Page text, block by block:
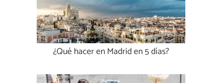
¿Qué hacer en Madrid en 5 días?